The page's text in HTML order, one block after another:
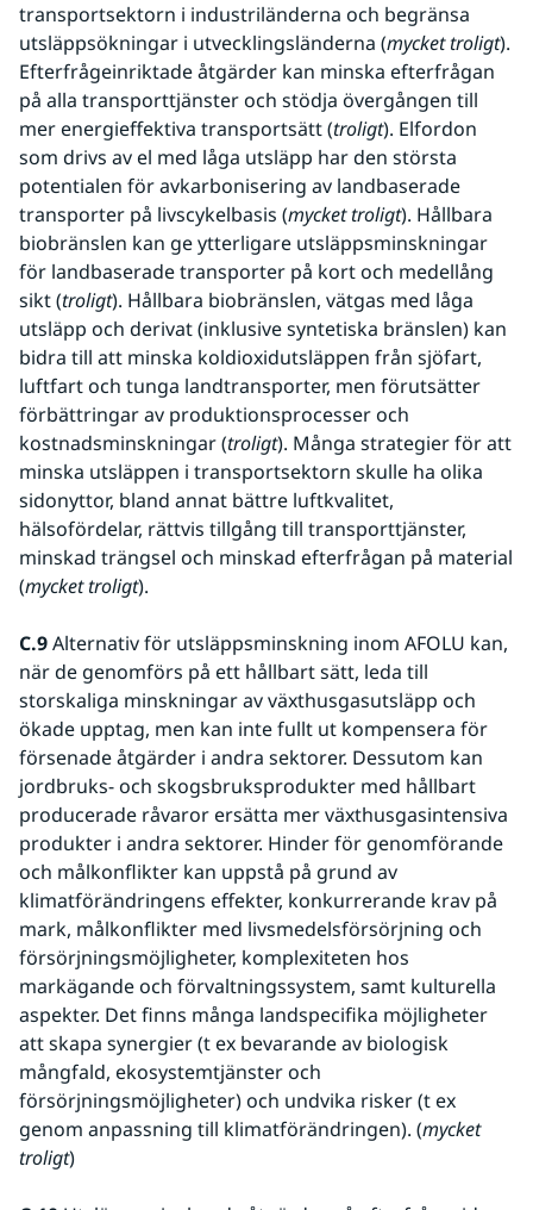
transportsektorn i industriländerna och begränsa
utsläppsökningar i utvecklingsländerna (mycket troligt).
Efterfrågeinriktade åtgärder kan minska efterfrågan
på alla transporttjänster och stödja övergången till
mer energieffektiva transportsätt (troligt). Elfordon
som drivs av el med låga utsläpp har den största
potentialen för avkarbonisering av landbaserade
transporter på livscykelbasis (mycket troligt). Hållbara
biobränslen kan ge ytterligare utsläppsminskningar
för landbaserade transporter på kort och medellång
sikt (troligt). Hållbara biobränslen, vätgas med låga
utsläpp och derivat (inklusive syntetiska bränslen) kan
bidra till att minska koldioxidutsläppen från sjöfart,
luftfart och tunga landtransporter, men förutsätter
förbättringar av produktionsprocesser och
kostnadsminskningar (troligt). Många strategier för att
minska utsläppen i transportsektorn skulle ha olika
sidonyttor, bland annat bättre luftkvalitet,
hälsofördelar, rättvis tillgång till transporttjänster,
minskad trängsel och minskad efterfrågan på material
(mycket troligt).
C.9 Alternativ för utsläppsminskning inom AFOLU kan,
när de genomförs på ett hållbart sätt, leda till
storskaliga minskningar av växthusgasutsläpp och
ökade upptag, men kan inte fullt ut kompensera för
försenade åtgärder i andra sektorer. Dessutom kan
jordbruks- och skogsbruksprodukter med hållbart
producerade råvaror ersätta mer växthusgasintensiva
produkter i andra sektorer. Hinder för genomförande
och målkonflikter kan uppstå på grund av
klimatförändringens effekter, konkurrerande krav på
mark, målkonflikter med livsmedelsförsörjning och
försörjningsmöjligheter, komplexiteten hos
markägande och förvaltningssystem, samt kulturella
aspekter. Det finns många landspecifika möjligheter
att skapa synergier (t ex bevarande av biologisk
mångfald, ekosystemtjänster och
försörjningsmöjligheter) och undvika risker (t ex
genom anpassning till klimatförändringen). (mycket
troligt)